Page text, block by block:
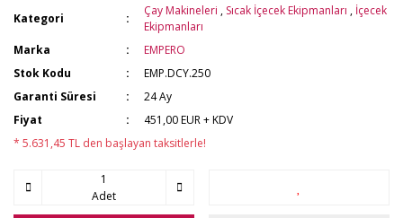
Kategori
Çay Makineleri , Sıcak İçecek Ekipmanları , İçecek
Ekipmanları
Marka
EMPERO
Stok Kodu
EMP.DCY.250
Garanti Süresi
24 Ay
Fiyat
451,00 EUR + KDV
* 5.631,45 TL den başlayan taksitlerle!
Adet